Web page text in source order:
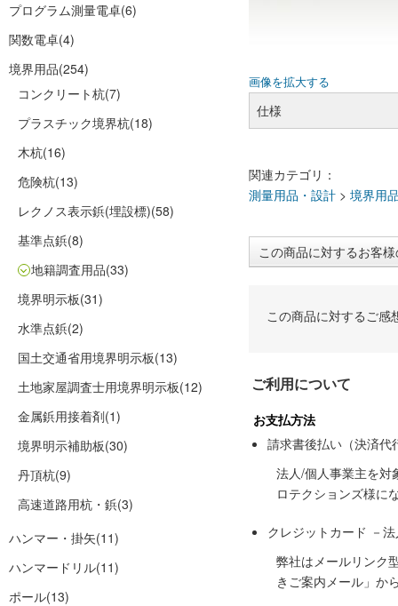
プログラム測量電卓(6)
関数電卓(4)
境界用品(254)
コンクリート杭(7)
プラスチック境界杭(18)
木杭(16)
危険杭(13)
レクノス表示鋲(埋設標)(58)
基準点鋲(8)
地籍調査用品(33)
境界明示板(31)
水準点鋲(2)
国土交通省用境界明示板(13)
土地家屋調査士用境界明示板(12)
金属鋲用接着剤(1)
境界明示補助板(30)
丹頂杭(9)
高速道路用杭・鋲(3)
ハンマー・掛矢(11)
ハンマードリル(11)
ポール(13)
画像を拡大する
仕様
関連カテゴリ：
測量用品・設計 > 境界用
この商品に対するお客
この商品に対するご感
ご利用について
お支払方法
請求書後払い（決済代
法人/個人事業主を対
ロテクションズ様に
クレジットカード －
弊社はメールリンク
きご案内メール」か